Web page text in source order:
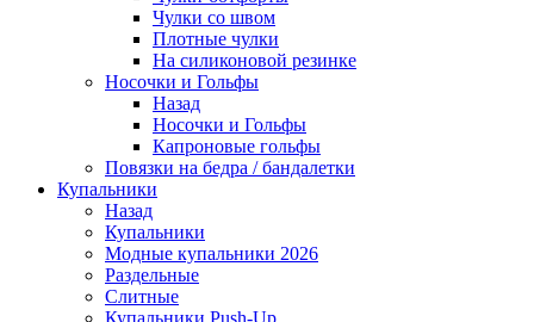
Чулки со швом
Плотные чулки
На силиконовой резинке
Носочки и Гольфы
Назад
Носочки и Гольфы
Капроновые гольфы
Повязки на бедра / бандалетки
Купальники
Назад
Купальники
Модные купальники 2026
Раздельные
Слитные
Купальники Push-Up